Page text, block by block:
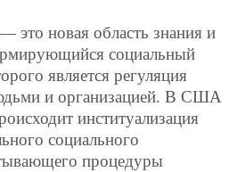
это новая область знания и
социальный
является регуляция
и организацией. В США
институализация
социального
процедуры